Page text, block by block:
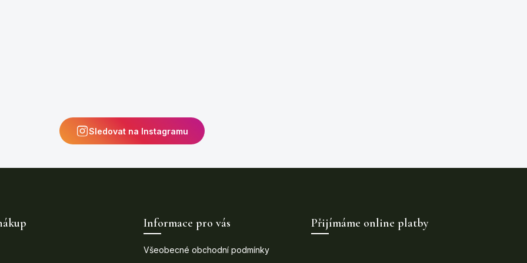
Sledovat na Instagramu
Informace pro vás
Všeobecné obchodní podmínky
Přijímáme online platby